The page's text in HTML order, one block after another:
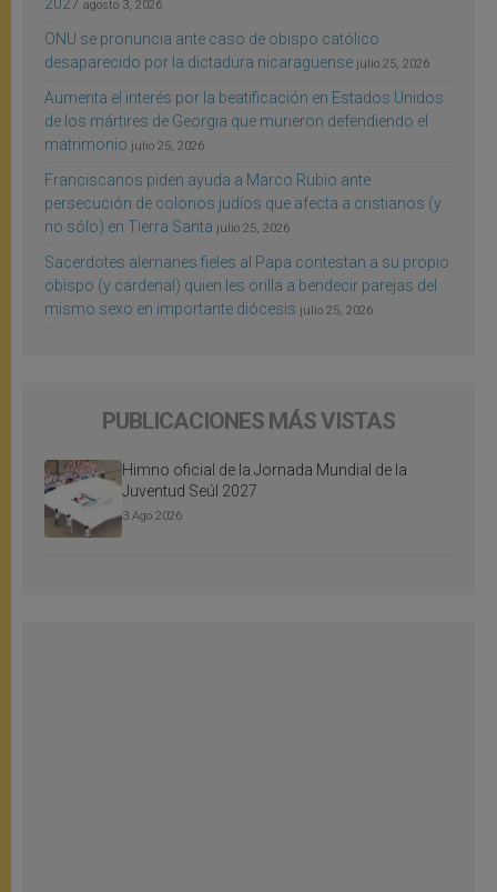
2027 agosto 3, 2026
ONU se pronuncia ante caso de obispo católico
desaparecido por la dictadura nicaragüense julio 25, 2026
Aumenta el interés por la beatificación en Estados Unidos
de los mártires de Georgia que murieron defendiendo el
matrimonio julio 25, 2026
Franciscanos piden ayuda a Marco Rubio ante
persecución de colonos judíos que afecta a cristianos (y
no sólo) en Tierra Santa julio 25, 2026
Sacerdotes alemanes fieles al Papa contestan a su propio
obispo (y cardenal) quien les orilla a bendecir parejas del
mismo sexo en importante diócesis julio 25, 2026
PUBLICACIONES MÁS VISTAS
Himno oficial de la Jornada Mundial de la
Juventud Seúl 2027
3 Ago 2026